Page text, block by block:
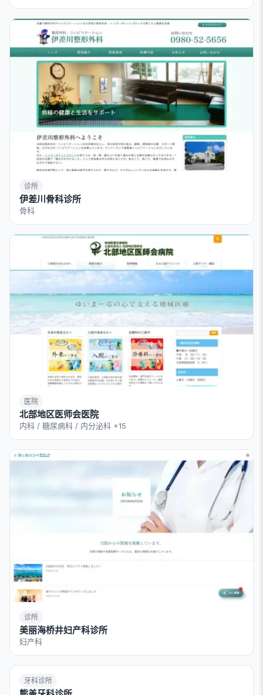
诊所
伊差川骨科诊所
骨科
医院
北部地区医师会医院
内科 / 糖尿病科 / 内分泌科 +15
诊所
美丽海桥井妇产科诊所
妇产科
牙科诊所